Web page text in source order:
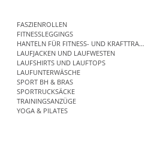
FASZIENROLLEN
FITNESSLEGGINGS
HANTELN FÜR FITNESS- UND
LAUFJACKEN UND LAUFWESTEN
LAUFSHIRTS UND LAUFTOPS
LAUFUNTERWÄSCHE
SPORT BH & BRAS
SPORTRUCKSÄCKE
TRAININGSANZÜGE
YOGA & PILATES